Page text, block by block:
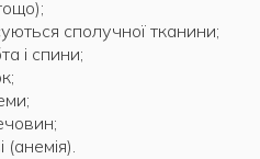
сполучної тканини;
і спини;